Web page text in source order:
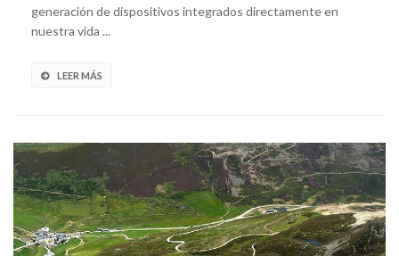
generación de dispositivos integrados directamente en
nuestra vida ...
LEER MÁS